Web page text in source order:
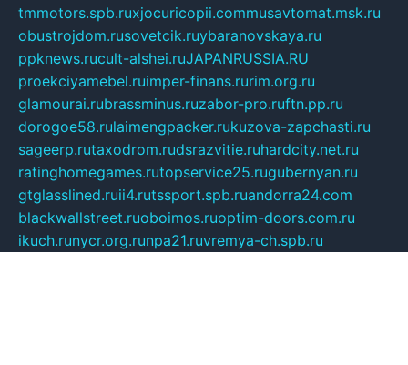
tmmotors.spb.ruxjocuricopii.commusavtomat.msk.ru
obustrojdom.rusovetcik.ruybaranovskaya.ru
ppknews.rucult-alshei.ruJAPANRUSSIA.RU
proekciyamebel.ruimper-finans.rurim.org.ru
glamourai.rubrassminus.ruzabor-pro.ruftn.pp.ru
dorogoe58.rulaimengpacker.rukuzova-zapchasti.ru
sageerp.rutaxodrom.rudsrazvitie.ruhardcity.net.ru
ratinghomegames.rutopservice25.rugubernyan.ru
gtglasslined.ruii4.rutssport.spb.ruandorra24.com
blackwallstreet.ruoboimos.ruoptim-doors.com.ru
ikuch.runycr.org.runpa21.ruvremya-ch.spb.ru